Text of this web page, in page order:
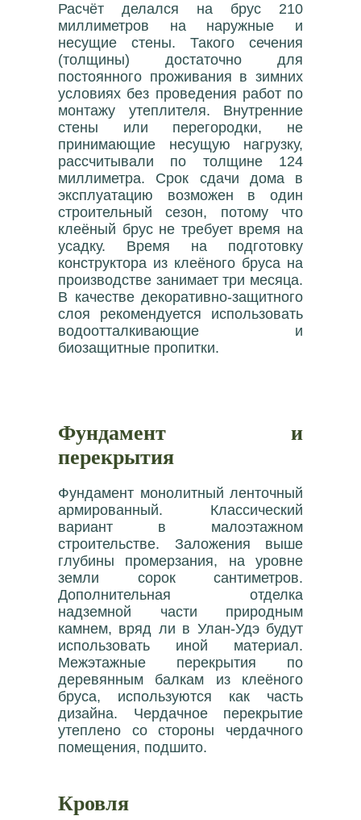
Расчёт делался на брус 210
миллиметров на наружные и
несущие стены. Такого сечения
(толщины) достаточно для
постоянного проживания в зимних
условиях без проведения работ по
монтажу утеплителя. Внутренние
стены или перегородки, не
принимающие несущую нагрузку,
рассчитывали по толщине 124
миллиметра. Срок сдачи дома в
эксплуатацию возможен в один
строительный сезон, потому что
клеёный брус не требует время на
усадку. Время на подготовку
конструктора из клеёного бруса на
производстве занимает три месяца.
В качестве декоративно-защитного
слоя рекомендуется использовать
водоотталкивающие и
биозащитные пропитки.
Фундамент и
перекрытия
Фундамент монолитный ленточный
армированный. Классический
вариант в малоэтажном
строительстве. Заложения выше
глубины промерзания, на уровне
земли сорок сантиметров.
Дополнительная отделка
надземной части природным
камнем, вряд ли в Улан-Удэ будут
использовать иной материал.
Межэтажные перекрытия по
деревянным балкам из клеёного
бруса, используются как часть
дизайна. Чердачное перекрытие
утеплено со стороны чердачного
помещения, подшито.
Кровля